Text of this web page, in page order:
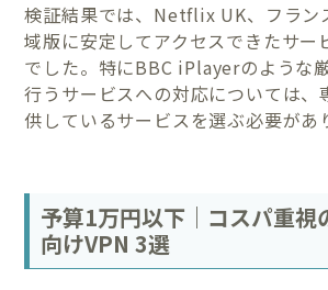
検証結果では、Netflix UK、フラン
域版に安定してアクセスできたサー
でした。特にBBC iPlayerのような
行うサービスへの対応については、
供しているサービスを選ぶ必要があ
予算1万円以下｜コスパ重視
向けVPN 3選